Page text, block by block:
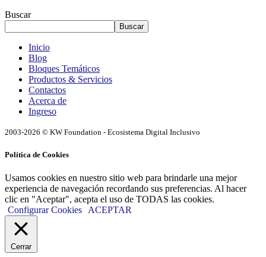
Buscar
Buscar
Inicio
Blog
Bloques Temáticos
Productos & Servicios
Contactos
Acerca de
Ingreso
2003-2026 © KW Foundation - Ecosistema Digital Inclusivo
Política de Cookies
Usamos cookies en nuestro sitio web para brindarle una mejor
experiencia de navegación recordando sus preferencias. Al hacer
clic en "Aceptar", acepta el uso de TODAS las cookies.
Configurar Cookies
ACEPTAR
Cerrar